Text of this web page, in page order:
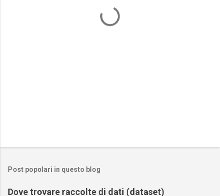
Post popolari in questo blog
Dove trovare raccolte di dati (dataset)